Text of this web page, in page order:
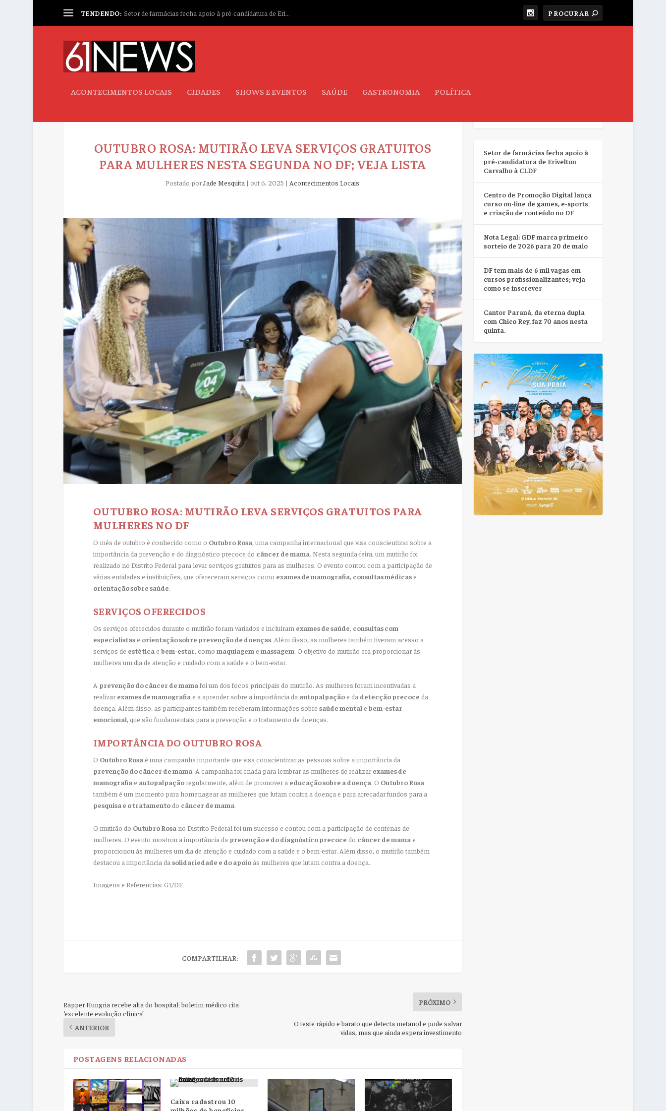
TENDENDO: Setor de farmácias fecha apoio à pré-candidatura de Eri...
ACONTECIMENTOS LOCAIS CIDADES SHOWS E EVENTOS SAÚDE GASTRONOMIA POLÍTICA
OUTUBRO ROSA: MUTIRÃO LEVA SERVIÇOS GRATUITOS
PARA MULHERES NESTA SEGUNDA NO DF; VEJA LISTA
Postado porJade Mesquita |out 6, 2025 | Acontecimentos Locais
OUTUBRO ROSA: MUTIRÃO LEVA SERVIÇOS GRATUITOS PARA
MULHERES NO DF
O mês de outubro é conhecido como o Outubro Rosa, uma campanha internacional que visa conscientizar sobre a
importância da prevenção e do diagnóstico precoce do câncer de mama. Nesta segunda-feira, um mutirão foi
realizado no Distrito Federal para levar serviços gratuitos para as mulheres. O evento contou com a participação de
várias entidades e instituições, que ofereceram serviços como exames de mamografia, consultas médicase
orientação sobre saúde.
SERVIÇOS OFERECIDOS
Os serviços oferecidos durante o mutirão foram variados e incluíram exames de saúde, consultas com
especialistase orientação sobre prevenção de doenças. Além disso, as mulheres também tiveram acesso a
serviços de estética e bem-estar, como maquiagem e massagem. O objetivo do mutirão era proporcionar às
mulheres um dia de atenção e cuidado com a saúde e o bem-estar.
A prevenção do câncer de mama foi um dos focos principais do mutirão. As mulheres foram incentivadas a
realizar exames de mamografia e a aprender sobre a importância da autopalpaçãoe da detecção precoce da
doença. Além disso, as participantes também receberam informações sobre saúde mental e bem-estar
emocional, que são fundamentais para a prevenção e o tratamento de doenças.
IMPORTÂNCIA DO OUTUBRO ROSA
O Outubro Rosa é uma campanha importante que visa conscientizar as pessoas sobre a importância da
prevenção do câncer de mama. A campanha foi criada para lembrar as mulheres de realizar exames de
mamografia e autopalpaçãoregularmente, além de promover a educação sobre a doença. O Outubro Rosa
também é um momento para homenagear as mulheres que lutam contra a doença e para arrecadar fundos para a
pesquisa e o tratamentodo câncer de mama.
O mutirão do Outubro Rosa no Distrito Federal foi um sucesso e contou com a participação de centenas de
mulheres. O evento mostrou a importância da prevenção e do diagnóstico precoce do câncer de mama e
proporcionou às mulheres um dia de atenção e cuidado com a saúde e o bem-estar. Além disso, o mutirão também
destacou a importância da solidariedade e do apoioàs mulheres que lutam contra a doença.
Imagens e Referencias: G1/DF
COMPARTILHAR:
Rapper Hungria recebe alta do hospital; boletim médico cita
‘excelente evolução clínica’
ANTERIOR
PRÓXIMO
O teste rápido e barato que detecta metanol e pode salvar
vidas, mas que ainda espera investimento
POSTAGENS RELACIONADAS
Caixa cadastrou 10
Setor de farmácias fecha apoio à
pré-candidatura de Erivelton
Carvalho à CLDF
Centro de Promoção Digital lança
curso on-line de games, e-sports
e criação de conteúdo no DF
Nota Legal: GDF marca primeiro
sorteio de 2026 para 20 de maio
DF tem mais de 6 mil vagas em
cursos profissionalizantes; veja
como se inscrever
Cantor Paraná, da eterna dupla
com Chico Rey, faz 70 anos nesta
quinta.